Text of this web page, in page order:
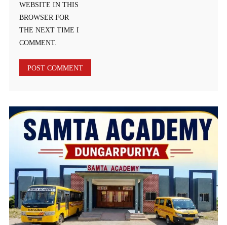
WEBSITE IN THIS
BROWSER FOR
THE NEXT TIME I
COMMENT.